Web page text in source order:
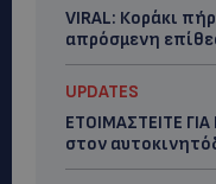
VIRAL: Κοράκι
απρόσμενη
UPDATES
ΕΤΟΙΜΑΣΤΕΙΤΕ
στον